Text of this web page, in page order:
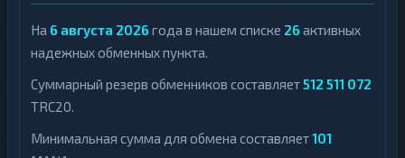
На 6 августа 2026 года в нашем списке 26 активных
надежных обменных пункта.
Суммарный резерв обменников составляет512 511 072
TRC20.
Минимальная сумма для обмена составляет101